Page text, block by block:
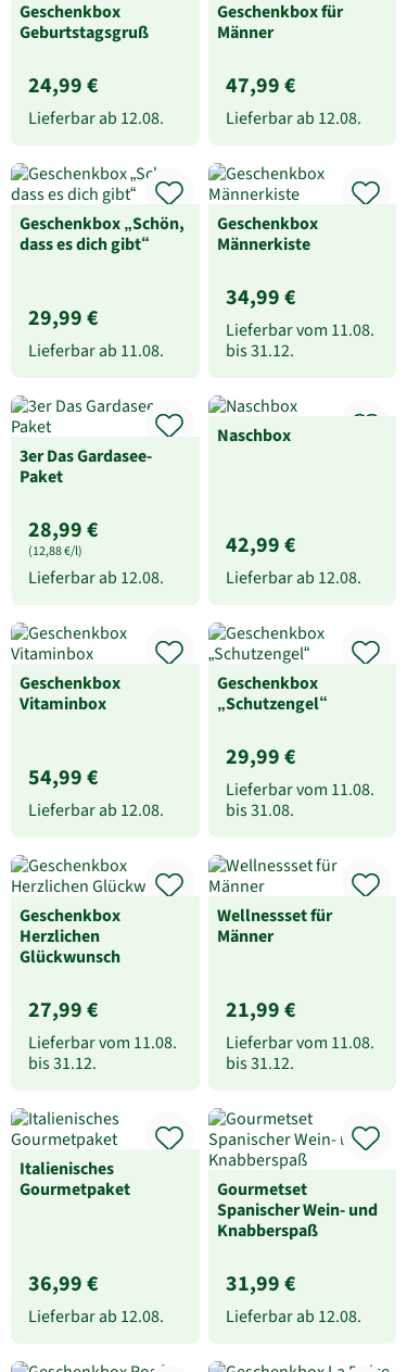
Geschenkbox
Geburtstagsgruß
24,99 €
Lieferbar ab 12.08.
Geschenkbox für
Männer
47,99 €
Lieferbar ab 12.08.
Geschenkbox „Schön,
dass es dich gibt“
29,99 €
Lieferbar ab 11.08.
Geschenkbox
Männerkiste
34,99 €
Lieferbar vom 11.08.
bis31.12.
3er Das Gardasee-
Paket
28,99 €
(12,88 €/l)
Lieferbar ab 12.08.
Naschbox
42,99 €
Lieferbar ab 12.08.
Geschenkbox
Vitaminbox
54,99 €
Lieferbar ab 12.08.
Geschenkbox
„Schutzengel“
29,99 €
Lieferbar vom 11.08.
bis31.08.
Geschenkbox
Herzlichen
Glückwunsch
27,99 €
Lieferbar vom 11.08.
bis31.12.
Wellnessset für
Männer
21,99 €
Lieferbar vom 11.08.
bis31.12.
Italienisches
Gourmetpaket
36,99 €
Lieferbar ab 12.08.
Gourmetset
Spanischer Wein- und
Knabberspaß
31,99 €
Lieferbar ab 12.08.